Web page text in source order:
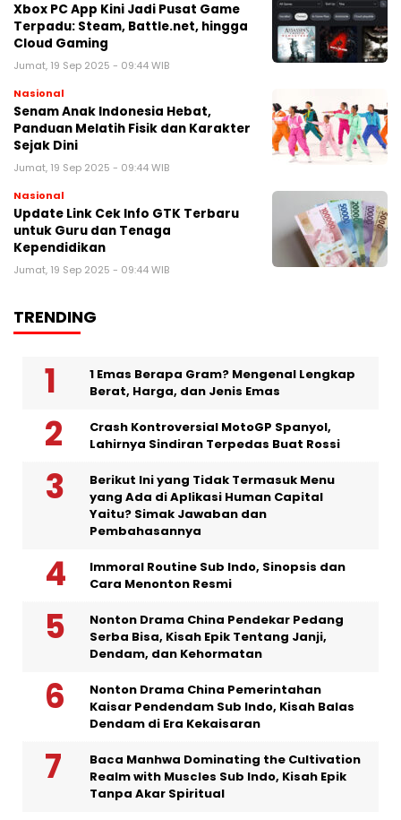
Xbox PC App Kini Jadi Pusat Game
Terpadu: Steam, Battle.net, hingga
Cloud Gaming
Jumat, 19 Sep 2025 - 09:44 WIB
Nasional
Senam Anak Indonesia Hebat,
Panduan Melatih Fisik dan Karakter
Sejak Dini
Jumat, 19 Sep 2025 - 09:44 WIB
Nasional
Update Link Cek Info GTK Terbaru
untuk Guru dan Tenaga
Kependidikan
Jumat, 19 Sep 2025 - 09:44 WIB
TRENDING
1 Emas Berapa Gram? Mengenal Lengkap
Berat, Harga, dan Jenis Emas
Crash Kontroversial MotoGP Spanyol,
Lahirnya Sindiran Terpedas Buat Rossi
Berikut Ini yang Tidak Termasuk Menu
yang Ada di Aplikasi Human Capital
Yaitu? Simak Jawaban dan
Pembahasannya
Immoral Routine Sub Indo, Sinopsis dan
Cara Menonton Resmi
Nonton Drama China Pendekar Pedang
Serba Bisa, Kisah Epik Tentang Janji,
Dendam, dan Kehormatan
Nonton Drama China Pemerintahan
Kaisar Pendendam Sub Indo, Kisah Balas
Dendam di Era Kekaisaran
Baca Manhwa Dominating the Cultivation
Realm with Muscles Sub Indo, Kisah Epik
Tanpa Akar Spiritual